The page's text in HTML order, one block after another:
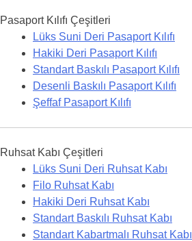
Pasaport Kılıfı Çeşitleri
Lüks Suni Deri Pasaport Kılıfı
Hakiki Deri Pasaport Kılıfı
Standart Baskılı Pasaport Kılıfı
Desenli Baskılı Pasaport Kılıfı
Şeffaf Pasaport Kılıfı
Ruhsat Kabı Çeşitleri
Lüks Suni Deri Ruhsat Kabı
Filo Ruhsat Kabı
Hakiki Deri Ruhsat Kabı
Standart Baskılı Ruhsat Kabı
Standart Kabartmalı Ruhsat Kabı